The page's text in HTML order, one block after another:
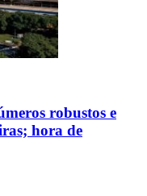
robustos e
hora de